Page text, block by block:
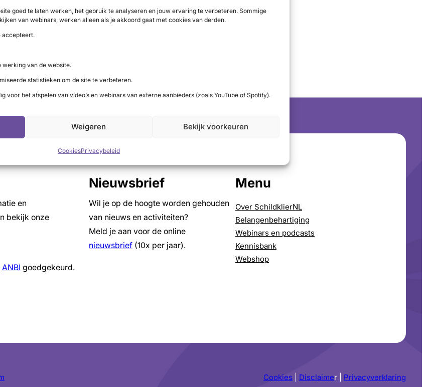
goed te laten werken, het gebruik te analyseren en jouw ervaring te verbeteren. Sommige
van webinars, werken alleen als je akkoord gaat met cookies van derden.
accepteert.
werking van de website.
statistieken om de site te verbeteren.
voor het afspelen van video’s en webinars van externe aanbieders (zoals YouTube of Spotify).
Weigeren Bekijk voorkeuren
CookiesPrivacybeleid
LinkedIn
X YouTube
Instagram
Facebook
en
bekijk onze
ANBI goedgekeurd.
Nieuwsbrief
Wil je op de hoogte worden gehouden
van nieuws en activiteiten?
Meld je aan voor de online
nieuwsbrief (10x per jaar).
Menu
Over SchildklierNL
Belangenbehartiging
Webinars en podcasts
Kennisbank
Webshop
Cookies Disclaimer | Privacyverklaring